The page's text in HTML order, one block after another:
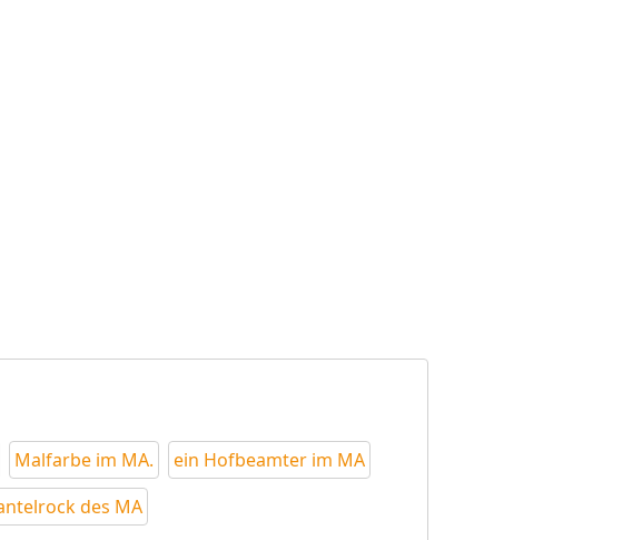
Malfarbe im MA.
ein Hofbeamter im MA
des MA